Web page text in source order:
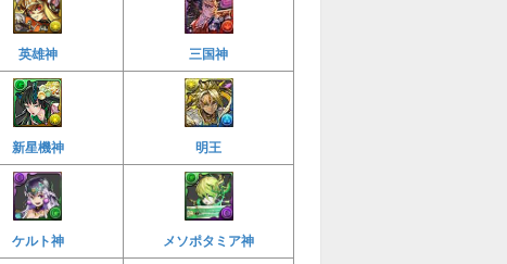
英雄神 三国神
新星機神 明王
ケルト神 メソポタミア神